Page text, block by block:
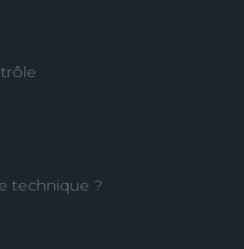
technique ?